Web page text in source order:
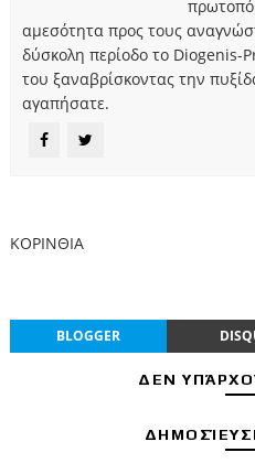
αμεσότητα προς τους
δύσκολη περίοδο το Diogenis-
του ξαναβρίσκοντας την
αγαπήσατε.
ΚΟΡΙΝΘΙΑ
BLOGGER
ΔΕΝ